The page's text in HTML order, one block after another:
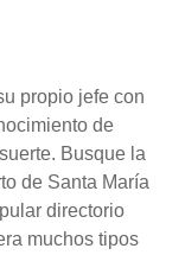
propio jefe con
de
Busque la
de Santa María
directorio
muchos tipos